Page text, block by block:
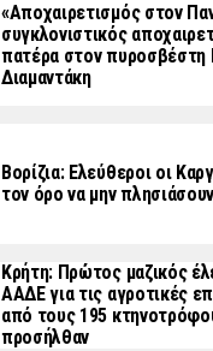
«Aποχαιρετισμός στον
συγκλονιστικός
πατέρα στον πυροσβέστη
Διαμαντάκη
Βορίζια: Ελεύθεροι οι
τον όρο να μην
Κρήτη: Πρώτος μαζικός
ΑΑΔΕ για τις αγροτικές
από τους 195
προσήλθαν